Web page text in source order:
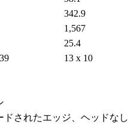
342.9
1,567
25.4
13 x 10
ドされたエッジ、ヘッドなし